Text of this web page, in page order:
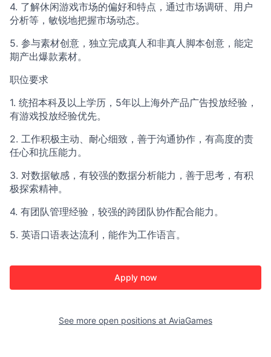
4. 了解休闲游戏市场的偏好和特点，通过市场调研、用户
分析等，敏锐地把握市场动态。
5. 参与素材创意，独立完成真人和非真人脚本创意，能定
期产出爆款素材。
职位要求
1. 统招本科及以上学历，5年以上海外产品广告投放经验，
有游戏投放经验优先。
2. 工作积极主动、耐心细致，善于沟通协作，有高度的责
任心和抗压能力。
3. 对数据敏感，有较强的数据分析能力，善于思考，有积
极探索精神。
4. 有团队管理经验，较强的跨团队协作配合能力。
5. 英语口语表达流利，能作为工作语言。
Apply now
See more open positions at AviaGames